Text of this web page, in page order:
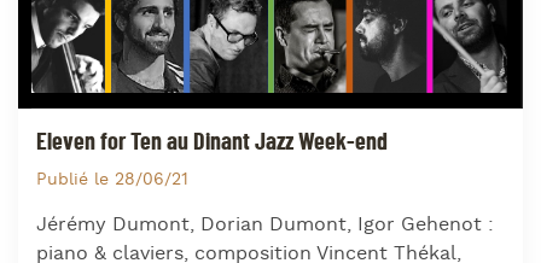
Eleven for Ten au Dinant Jazz Week-end
Publié le 28/06/21
Jérémy Dumont, Dorian Dumont, Igor Gehenot :
piano & claviers, composition Vincent Thékal,